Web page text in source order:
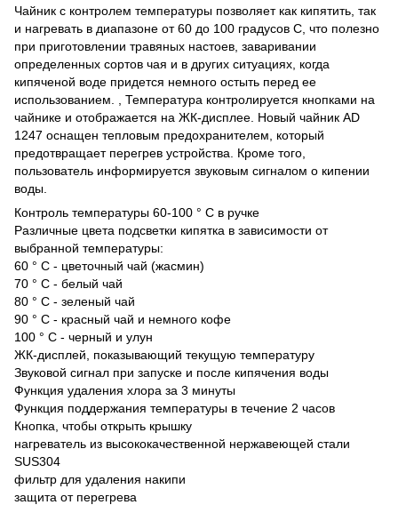
Чайник с контролем температуры позволяет как кипятить, так
и нагревать в диапазоне от 60 до 100 градусов C, что полезно
при приготовлении травяных настоев, заваривании
определенных сортов чая и в других ситуациях, когда
кипяченой воде придется немного остыть перед ее
использованием. , Температура контролируется кнопками на
чайнике и отображается на ЖК-дисплее. Новый чайник AD
1247 оснащен тепловым предохранителем, который
предотвращает перегрев устройства. Кроме того,
пользователь информируется звуковым сигналом о кипении
воды.
Контроль температуры 60-100 ° С в ручке
Различные цвета подсветки кипятка в зависимости от
выбранной температуры:
60 ° C - цветочный чай (жасмин)
70 ° C - белый чай
80 ° C - зеленый чай
90 ° C - красный чай и немного кофе
100 ° C - черный и улун
ЖК-дисплей, показывающий текущую температуру
Звуковой сигнал при запуске и после кипячения воды
Функция удаления хлора за 3 минуты
Функция поддержания температуры в течение 2 часов
Кнопка, чтобы открыть крышку
нагреватель из высококачественной нержавеющей стали
SUS304
фильтр для удаления накипи
защита от перегрева